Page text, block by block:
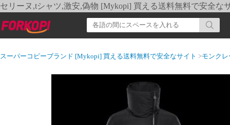
セリーヌ,tシャツ,激安,偽物 [Mykopi] 買える送料無料で安全な
スーパーコピーブランド [Mykopi] 買える送料無料で安全なサイト >モンク